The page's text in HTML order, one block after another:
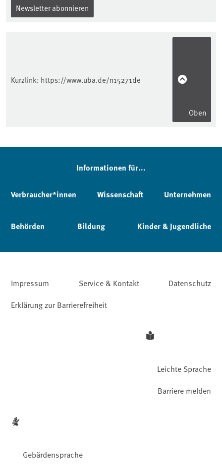
Newsletter abonnieren
Kurzlink: https://www.uba.de/n15271de
Oben
Informationen für...
Verbraucher*innen Wissenschaft Unternehmen
Behörden Bildung Kinder & Jugendliche
Impressum Service & Kontakt
Datenschutz
Erklärung zur Barrierefreiheit
Leichte Sprache
Gebärdensprache
Barriere melden